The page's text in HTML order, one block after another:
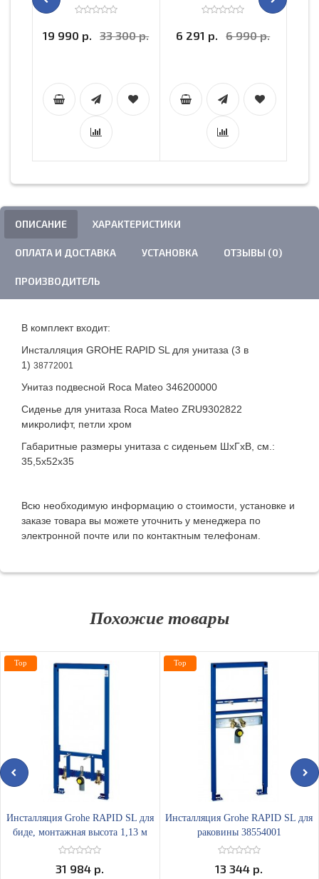
19 990 р. 33 300 р. 6 291 р. 6 990 р.
ОПИСАНИЕ ХАРАКТЕРИСТИКИ
ОПЛАТА И ДОСТАВКА УСТАНОВКА ОТЗЫВЫ (0)
ПРОИЗВОДИТЕЛЬ
В комплект входит:
Инсталляция GROHE RAPID SL для унитаза (3 в
1) 38772001
Унитаз подвесной Roca Mateo 346200000
Сиденье для унитаза Roca Mateo ZRU9302822
микролифт, петли хром
Габаритные размеры унитаза с сиденьем ШхГхВ, см.:
35,5х52х35
Всю необходимую информацию о стоимости, установке и
заказе товара вы можете уточнить у менеджера по
электронной почте или по контактным телефонам.
Похожие товары
Инсталляция Grohe RAPID SL для
биде, монтажная высота 1,13 м
38553001
31 984 р.
Top
Инсталляция Grohe RAPID SL для
раковины 38554001
13 344 р.
Top